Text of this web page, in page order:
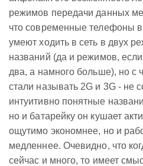
режимов передачи данных
что современные телефоны
умеют ходить в сеть в двух
названий (да и режимов,
два, а намного больше), но с
стали называть 2G и 3G - не
интуитивно понятные
но и батарейку он кушает
ощутимо экономнее, но и
медленнее. Очевидно, что
сейчас и много, то имеет